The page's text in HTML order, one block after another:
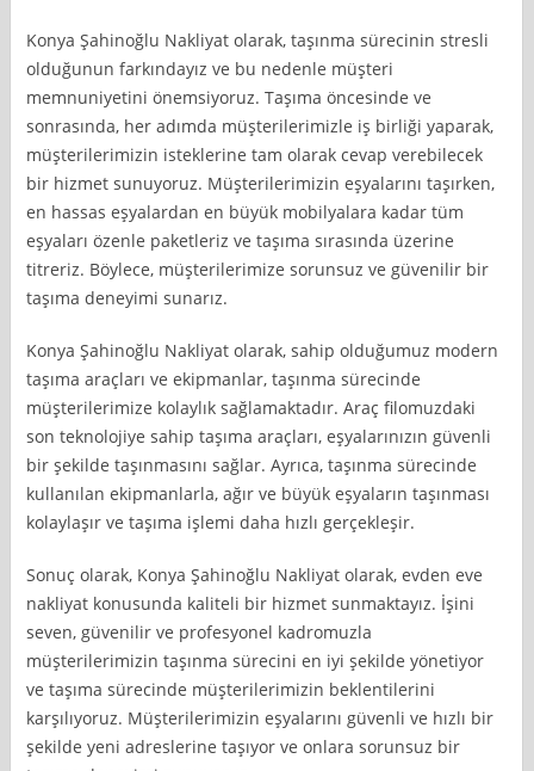
Konya Şahinoğlu Nakliyat olarak, taşınma sürecinin stresli
olduğunun farkındayız ve bu nedenle müşteri
memnuniyetini önemsiyoruz. Taşıma öncesinde ve
sonrasında, her adımda müşterilerimizle iş birliği yaparak,
müşterilerimizin isteklerine tam olarak cevap verebilecek
bir hizmet sunuyoruz. Müşterilerimizin eşyalarını taşırken,
en hassas eşyalardan en büyük mobilyalara kadar tüm
eşyaları özenle paketleriz ve taşıma sırasında üzerine
titreriz. Böylece, müşterilerimize sorunsuz ve güvenilir bir
taşıma deneyimi sunarız.
Konya Şahinoğlu Nakliyat olarak, sahip olduğumuz modern
taşıma araçları ve ekipmanlar, taşınma sürecinde
müşterilerimize kolaylık sağlamaktadır. Araç filomuzdaki
son teknolojiye sahip taşıma araçları, eşyalarınızın güvenli
bir şekilde taşınmasını sağlar. Ayrıca, taşınma sürecinde
kullanılan ekipmanlarla, ağır ve büyük eşyaların taşınması
kolaylaşır ve taşıma işlemi daha hızlı gerçekleşir.
Sonuç olarak, Konya Şahinoğlu Nakliyat olarak, evden eve
nakliyat konusunda kaliteli bir hizmet sunmaktayız. İşini
seven, güvenilir ve profesyonel kadromuzla
müşterilerimizin taşınma sürecini en iyi şekilde yönetiyor
ve taşıma sürecinde müşterilerimizin beklentilerini
karşılıyoruz. Müşterilerimizin eşyalarını güvenli ve hızlı bir
şekilde yeni adreslerine taşıyor ve onlara sorunsuz bir